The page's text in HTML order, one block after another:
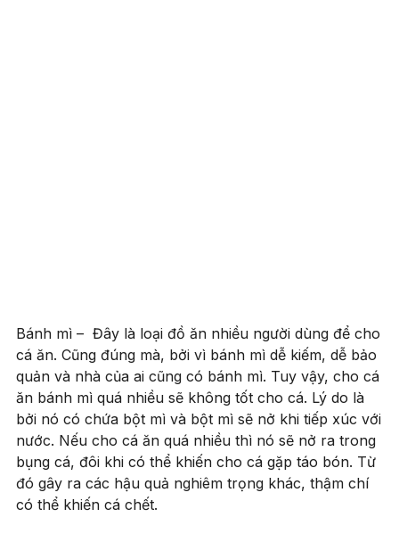
Bánh mì – Đây là loại đồ ăn nhiều người dùng để cho
cá ăn. Cũng đúng mà, bởi vì bánh mì dễ kiếm, dễ bảo
quản và nhà của ai cũng có bánh mì. Tuy vậy, cho cá
ăn bánh mì quá nhiều sẽ không tốt cho cá. Lý do là
bởi nó có chứa bột mì và bột mì sẽ nở khi tiếp xúc với
nước. Nếu cho cá ăn quá nhiều thì nó sẽ nở ra trong
bụng cá, đôi khi có thể khiến cho cá gặp táo bón. Từ
đó gây ra các hậu quả nghiêm trọng khác, thậm chí
có thể khiến cá chết.